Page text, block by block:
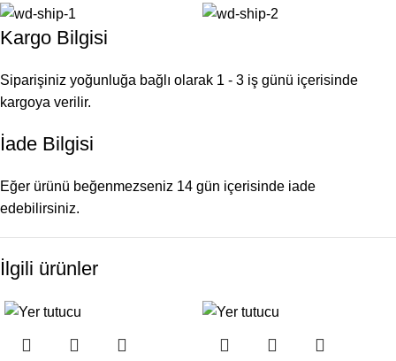
Kargo Bilgisi
Siparişiniz yoğunluğa bağlı olarak 1 - 3 iş günü içerisinde
kargoya verilir.
İade Bilgisi
Eğer ürünü beğenmezseniz 14 gün içerisinde iade
edebilirsiniz.
İlgili ürünler